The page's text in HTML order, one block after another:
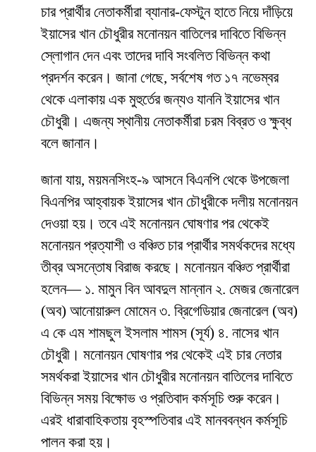
চার প্রার্থীর নেতাকর্মীরা ব্যানার-ফেস্টুন হাতে নিয়ে দাঁড়িয়ে
ইয়াসের খান চৌধুরীর মনোনয়ন বাতিলের দাবিতে বিভিন্ন
স্লোগান দেন এবং তাদের দাবি সংবলিত বিভিন্ন কথা
প্রদর্শন করেন। জানা গেছে, সর্বশেষ গত ১৭ নভেম্বর
থেকে এলাকায় এক মুহুর্তের জন্যও যাননি ইয়াসের খান
চৌধুরী। এজন্য স্থানীয় নেতাকর্মীরা চরম বিব্রত ও ক্ষুব্ধ
বলে জানান।
জানা যায়, ময়মনসিংহ-৯ আসনে বিএনপি থেকে উপজেলা
বিএনপির আহ্বায়ক ইয়াসের খান চৌধুরীকে দলীয় মনোনয়ন
দেওয়া হয়। তবে এই মনোনয়ন ঘোষণার পর থেকেই
মনোনয়ন প্রত্যাশী ও বঞ্চিত চার প্রার্থীর সমর্থকদের মধ্যে
তীব্র অসন্তোষ বিরাজ করছে। মনোনয়ন বঞ্চিত প্রার্থীরা
হলেন— ১. মামুন বিন আবদুল মান্নান ২. মেজর জেনারেল
(অব) আনোয়ারুল মোমেন ৩. ব্রিগেডিয়ার জেনারেল (অব)
এ কে এম শামছুল ইসলাম শামস (সূর্য) ৪. নাসের খান
চৌধুরী। মনোনয়ন ঘোষণার পর থেকেই এই চার নেতার
সমর্থকরা ইয়াসের খান চৌধুরীর মনোনয়ন বাতিলের দাবিতে
বিভিন্ন সময় বিক্ষোভ ও প্রতিবাদ কর্মসূচি শুরু করেন।
এরই ধারাবাহিকতায় বৃহস্পতিবার এই মানববন্ধন কর্মসূচি
পালন করা হয়।